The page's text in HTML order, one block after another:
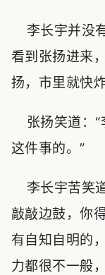
李长宇并没
看到张扬进来
扬，市里就快
张扬笑道：“
这件事的。”
李长宇苦笑
敲敲边鼓，你
有自知自明的
力都很不一般